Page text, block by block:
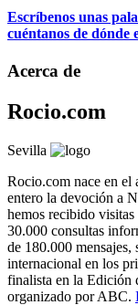
Escríbenos unas
cuéntanos de dónde
Acerca de
Rocio.com
Sevilla
Rocio.com nace en
entero la devoción a
hemos recibido visitas
30.000 consultas
de 180.000
internacional en los
finalista en la Edición
organizado por ABC.